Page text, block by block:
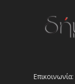
Επικοινωνία: